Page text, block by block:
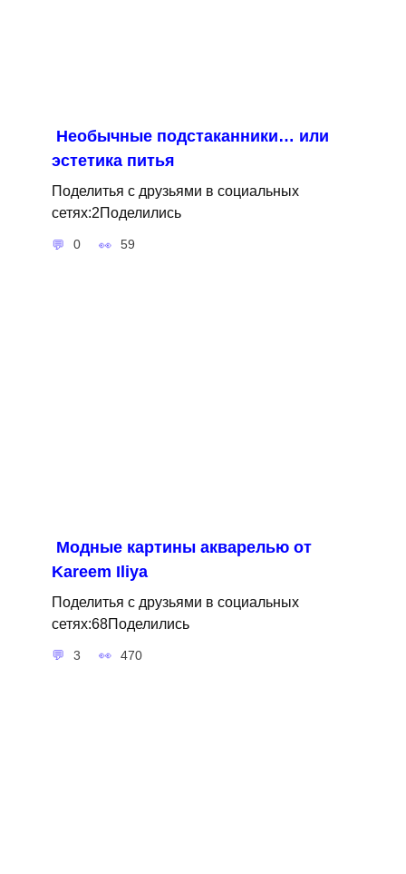
Необычные подстаканники… или
эстетика питья
Поделитья с друзьями в социальных
сетях:2Поделились
0 59
Модные картины акварелью от
Kareem Iliya
Поделитья с друзьями в социальных
сетях:68Поделились
3 470